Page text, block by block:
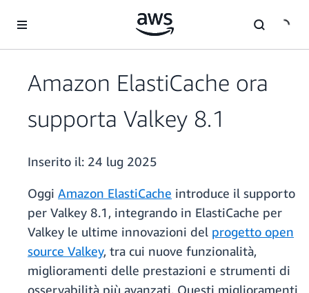
Amazon ElastiCache ora
supporta Valkey 8.1
Inserito il: 24 lug 2025
Oggi Amazon ElastiCache introduce il supporto
per Valkey 8.1, integrando in ElastiCache per
Valkey le ultime innovazioni del progetto open
source Valkey, tra cui nuove funzionalità,
miglioramenti delle prestazioni e strumenti di
osservabilità più avanzati. Questi miglioramenti